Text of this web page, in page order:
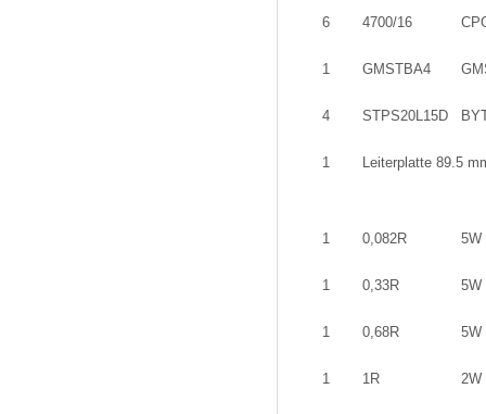
6 4700/16
1 GMSTBA4
4 STPS20L15D
1 Leiterplatte 89.5
1 0,082R 5W
1 0,33R 5W
1 0,68R 5W
1 1R 2W